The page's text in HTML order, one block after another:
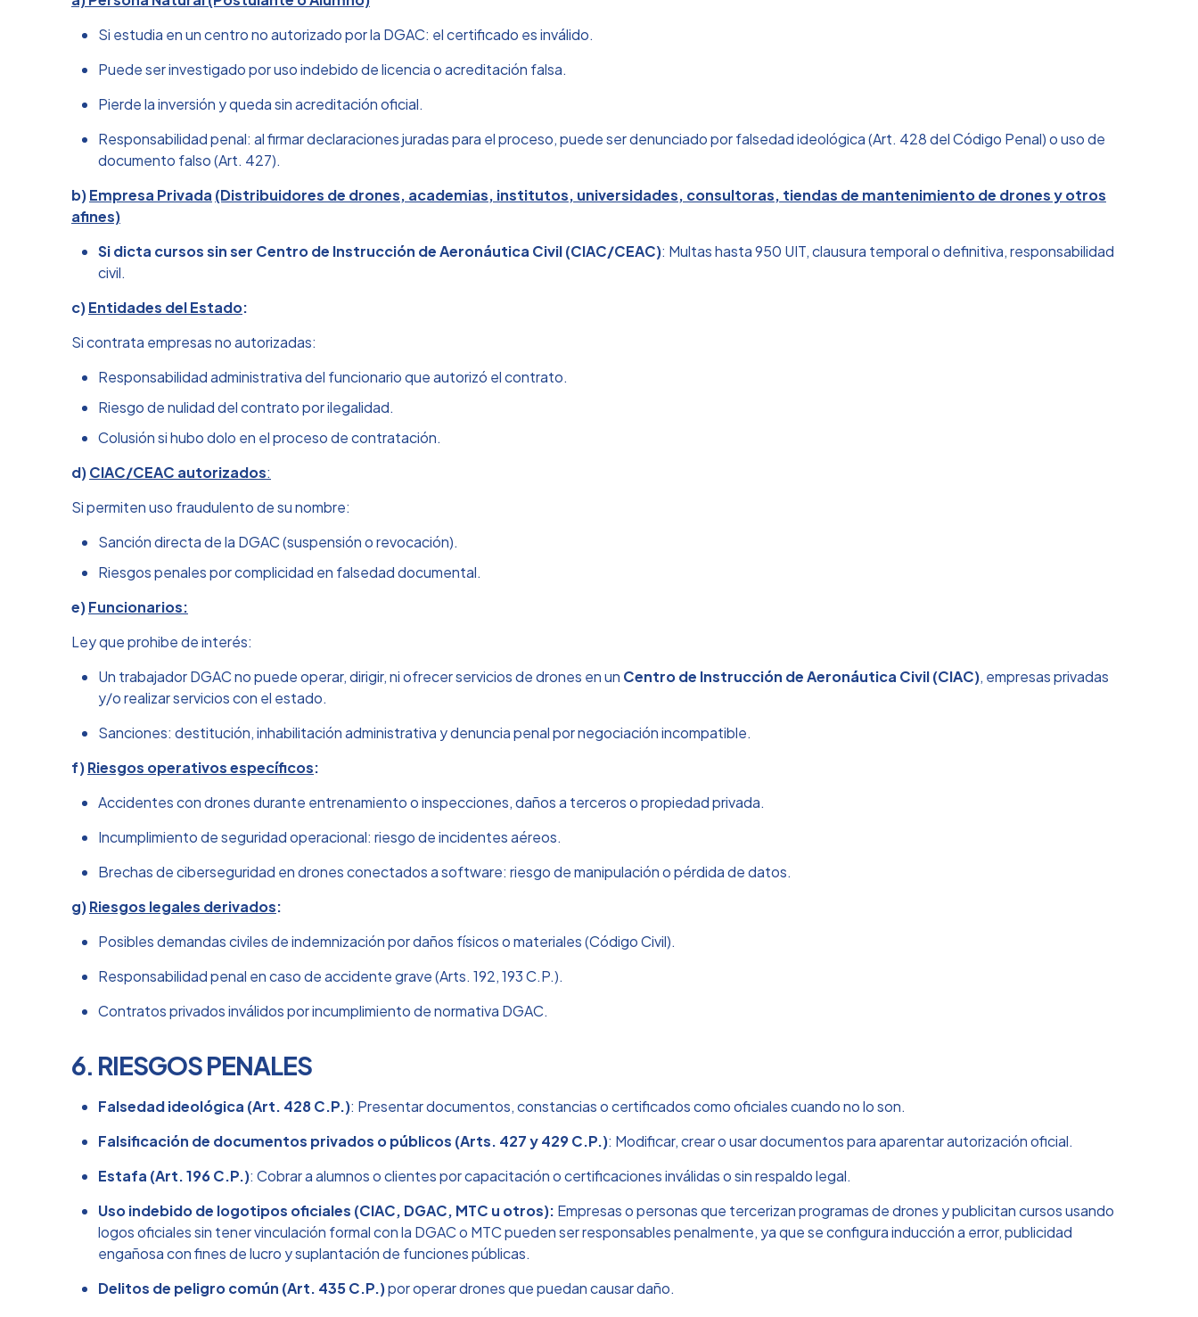
Si estudia en un centro no autorizado por la DGAC: el certificado es inválido.
Puede ser investigado por uso indebido de licencia o acreditación falsa.
Pierde la inversión y queda sin acreditación oficial.
Responsabilidad penal: al firmar declaraciones juradas para el proceso, puede ser denunciado por falsedad ideológica (Art. 428 del Código Penal) o uso de
documento falso (Art. 427).
b)Empresa Privada (Distribuidores de drones, academias, institutos, universidades, consultoras, tiendas de mantenimiento de drones y otros
afines)
Si dicta cursos sin ser Centro de Instrucción de Aeronáutica Civil (CIAC/CEAC): Multas hasta 950 UIT, clausura temporal o definitiva, responsabilidad
civil.
c)Entidades del Estado:
Si contrata empresas no autorizadas:
Responsabilidad administrativa del funcionario que autorizó el contrato.
Riesgo de nulidad del contrato por ilegalidad.
Colusión si hubo dolo en el proceso de contratación.
d)CIAC/CEAC autorizados:
Si permiten uso fraudulento de su nombre:
Sanción directa de la DGAC (suspensión o revocación).
Riesgos penales por complicidad en falsedad documental.
e)Funcionarios:
Ley que prohibe de interés:
Un trabajador DGAC no puede operar, dirigir, ni ofrecer servicios de drones en un Centro de Instrucción de Aeronáutica Civil (CIAC), empresas privadas
y/o realizar servicios con el estado.
Sanciones: destitución, inhabilitación administrativa y denuncia penal por negociación incompatible.
f)Riesgos operativos específicos:
Accidentes con drones durante entrenamiento o inspecciones, daños a terceros o propiedad privada.
Incumplimiento de seguridad operacional: riesgo de incidentes aéreos.
Brechas de ciberseguridad en drones conectados a software: riesgo de manipulación o pérdida de datos.
g)Riesgos legales derivados:
Posibles demandas civiles de indemnización por daños físicos o materiales (Código Civil).
Responsabilidad penal en caso de accidente grave (Arts. 192, 193 C.P.).
Contratos privados inválidos por incumplimiento de normativa DGAC.
6. RIESGOS PENALES
Falsedad ideológica (Art. 428 C.P.): Presentar documentos, constancias o certificados como oficiales cuando no lo son.
Falsificación de documentos privados o públicos (Arts. 427 y 429 C.P.): Modificar, crear o usar documentos para aparentar autorización oficial.
Estafa (Art. 196 C.P.): Cobrar a alumnos o clientes por capacitación o certificaciones inválidas o sin respaldo legal.
Uso indebido de logotipos oficiales (CIAC, DGAC, MTC u otros): Empresas o personas que tercerizan programas de drones y publicitan cursos usando
logos oficiales sin tener vinculación formal con la DGAC o MTC pueden ser responsables penalmente, ya que se configura inducción a error, publicidad
engañosa con fines de lucro y suplantación de funciones públicas.
Delitos de peligro común (Art. 435 C.P.)por operar drones que puedan causar daño.